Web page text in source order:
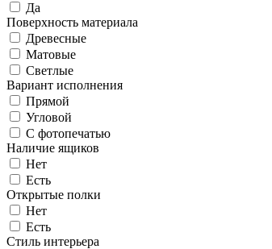
Да
Поверхность материала
Древесные
Матовые
Светлые
Вариант исполнения
Прямой
Угловой
С фотопечатью
Наличие ящиков
Нет
Есть
Открытые полки
Нет
Есть
Стиль интерьера